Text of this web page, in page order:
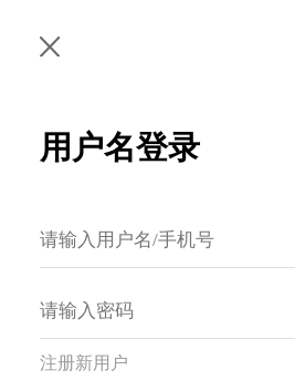
用户名登录
注册新用户